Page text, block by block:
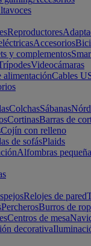
Reproductores
Accesorios
y complementos
Videocámaras
alimentaciónCables
ColchasSábanas
CortinasBarras de
Cojín con relleno
de sofásPlaids
Alfombras
Relojes de pared
PercherosBurros de
Centros de mesa
decorativa